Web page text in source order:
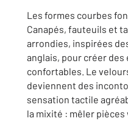
Les formes courbes
Canapés, fauteuils et
arrondies, inspirées
anglais, pour créer
confortables. Le
deviennent des
sensation tactile
la mixité : mêler